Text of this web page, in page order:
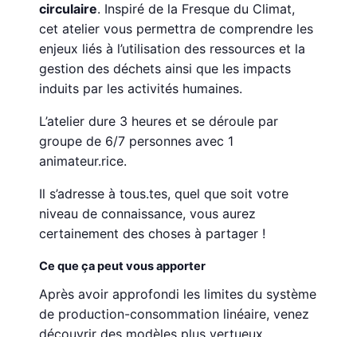
circulaire. Inspiré de la Fresque du Climat,
cet atelier vous permettra de comprendre les
enjeux liés à l’utilisation des ressources et la
gestion des déchets ainsi que les impacts
induits par les activités humaines.
L’atelier dure 3 heures et se déroule par
groupe de 6/7 personnes avec 1
animateur.rice.
Il s’adresse à tous.tes, quel que soit votre
niveau de connaissance, vous aurez
certainement des choses à partager !
Ce que ça peut vous apporter
Après avoir approfondi les limites du système
de production-consommation linéaire, venez